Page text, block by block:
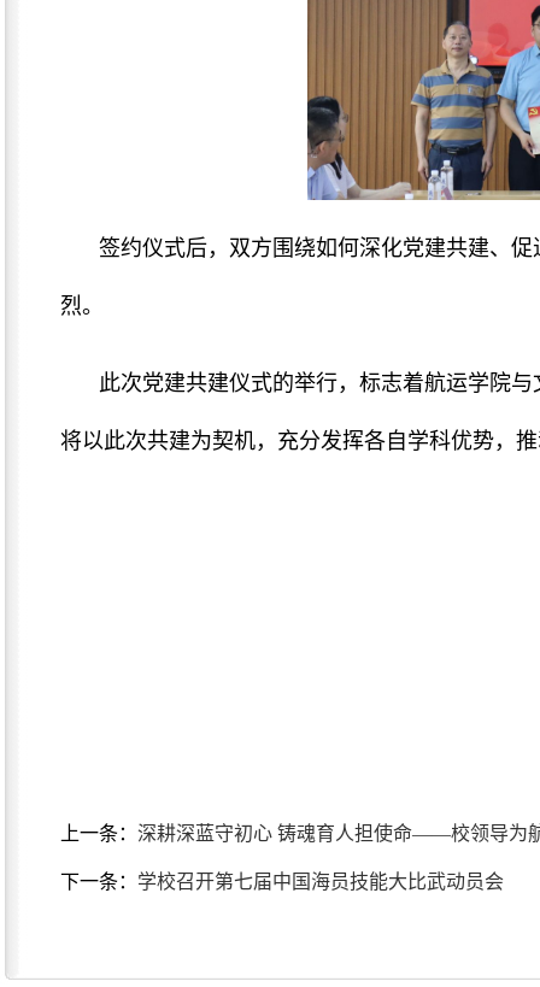
签约仪式后，双方围绕如何深化党建共建、
烈。
此次党建共建仪式的举行，标志着航运学院
将以此次共建为契机，充分发挥各自学科优势，
上一条： 深耕深蓝守初心 铸魂育人担使命——校领导为
下一条： 学校召开第七届中国海员技能大比武动员会